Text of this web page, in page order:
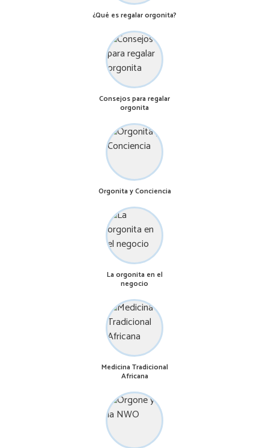
¿Qué es regalar orgonita?
Consejos para regalar
orgonita
Orgonita y Conciencia
La orgonita en el
negocio
Medicina Tradicional
Africana